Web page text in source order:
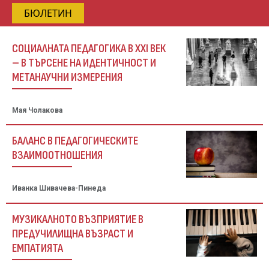
БЮЛЕТИН
СОЦИАЛНАТА ПЕДАГОГИКА В ХХІ ВЕК
– В ТЪРСЕНЕ НА ИДЕНТИЧНОСТ И
МЕТАНАУЧНИ ИЗМЕРЕНИЯ
Мая Чолакова
БАЛАНС В ПЕДАГОГИЧЕСКИТЕ
ВЗАИМООТНОШЕНИЯ
Иванка Шивачева-Пинеда
МУЗИКАЛНОТО ВЪЗПРИЯТИЕ В
ПРЕДУЧИЛИЩНА ВЪЗРАСТ И
ЕМПАТИЯТА